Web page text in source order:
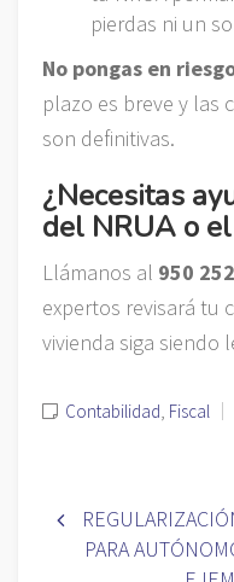
pierdas ni un
No pongas en
plazo es breve y las
son definitivas.
¿Necesitas
del NRUA o
Llámanos al 950
expertos revisará tu
vivienda siga siendo
Contabilidad, Fiscal
PARA